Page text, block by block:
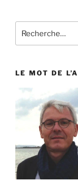
pour
LE MOT DE